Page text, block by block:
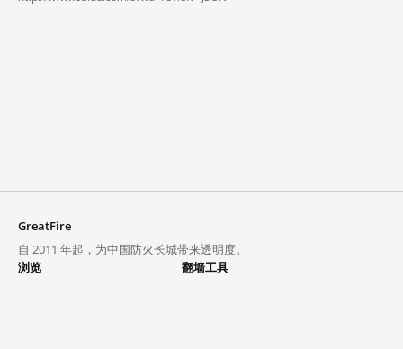
GreatFire
自 2011 年起，为中国防火长城带来透明度。
浏览
翻墙工具